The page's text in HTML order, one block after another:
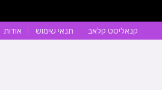
קנאליסט קלאב תנאי שימוש אודות